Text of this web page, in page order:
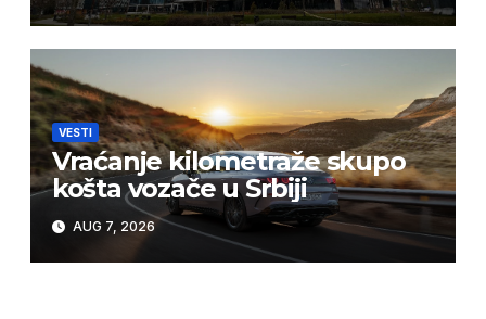
VESTI
Vraćanje kilometraže skupo
košta vozače u Srbiji
AUG 7, 2026